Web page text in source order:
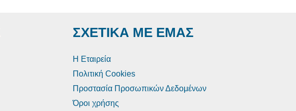
ΣΧΕΤΙΚΑ ΜΕ ΕΜΑΣ
Η Εταιρεία
Πολιτική Cookies
Προστασία Προσωπικών Δεδομένων
Όροι χρήσης